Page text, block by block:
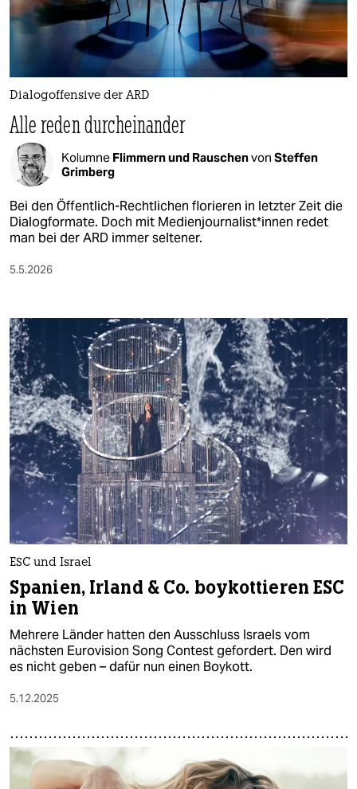
nord
wahrheit
verlag
verlag
veranstaltungen
shop
fragen & hilfe
unterstützen
genossenschaft
epaper login
Dialogoffensive der ARD
Alle reden durcheinander
Kolumne Flimmern und Rauschenvon Steffen
Grimberg
Bei den Öffentlich-Rechtlichen florieren in letzter Zeit die
Dialogformate. Doch mit Me­di­en­jour­na­lis­t*in­nen redet
man bei der ARD immer seltener.
5.5.2026
ESC und Israel
Spanien, Irland & Co. boykottieren ESC
in Wien
Mehrere Länder hatten den Ausschluss Israels vom
nächsten Eurovision Song Contest gefordert. Den wird
es nicht geben – dafür nun einen Boykott.
5.12.2025